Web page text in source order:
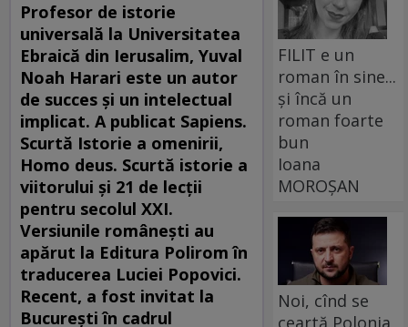
Profesor de istorie
universală la Universitatea
Ebraică din Ierusalim, Yuval
Noah Harari este un autor
de succes și un intelectual
implicat. A publicat Sapiens.
Scurtă Istorie a omenirii,
Homo deus. Scurtă istorie a
viitorului și 21 de lecții
pentru secolul XXI.
Versiunile românești au
apărut la Editura Polirom în
traducerea Luciei Popovici.
Recent, a fost invitat la
București în cadrul
FILIT e un
roman în sine...
și încă un
roman foarte
bun
Ioana
MOROȘAN
Noi, cînd se
ceartă Polonia